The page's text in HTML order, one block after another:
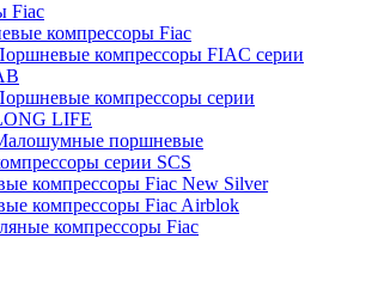
Fiac
компрессоры Fiac
компрессоры FIAC серии
компрессоры серии
LIFE
поршневые
серии SCS
компрессоры Fiac New Silver
компрессоры Fiac Airblok
компрессоры Fiac